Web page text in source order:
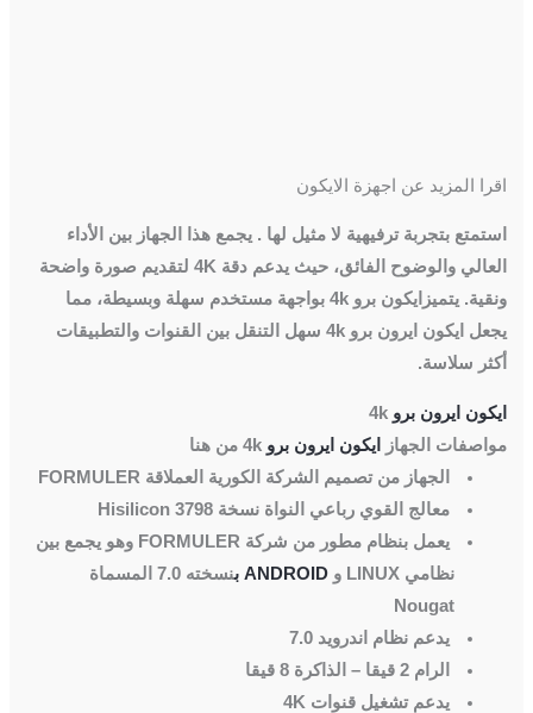
اقرا المزيد عن اجهزة الايكون
استمتع بتجربة ترفيهية لا مثيل لها . يجمع هذا الجهاز بين الأداء
العالي والوضوح الفائق، حيث يدعم دقة 4K لتقديم صورة واضحة
ونقية. يتميزايكون برو 4k بواجهة مستخدم سهلة وبسيطة، مما
يجعل ايكون ايرون برو 4k سهل التنقل بين القنوات والتطبيقات
أكثر سلاسة.
ايكون ايرون برو 4k
مواصفات الجهاز
ايكون ايرون برو 4k من هنا
الجهاز من تصميم الشركة الكورية العملاقة FORMULER
معالج القوي رباعي النواة نسخة 3798 Hisilicon
يعمل بنظام مطور من شركة FORMULER وهو يجمع بين
نظامي LINUX و
ANDROID ب
نسخته 7.0 المسماة
Nougat
يدعم نظام اندرويد 7.0
الرام 2 قيقا – الذاكرة 8 قيقا
يدعم تشغيل قنوات 4K